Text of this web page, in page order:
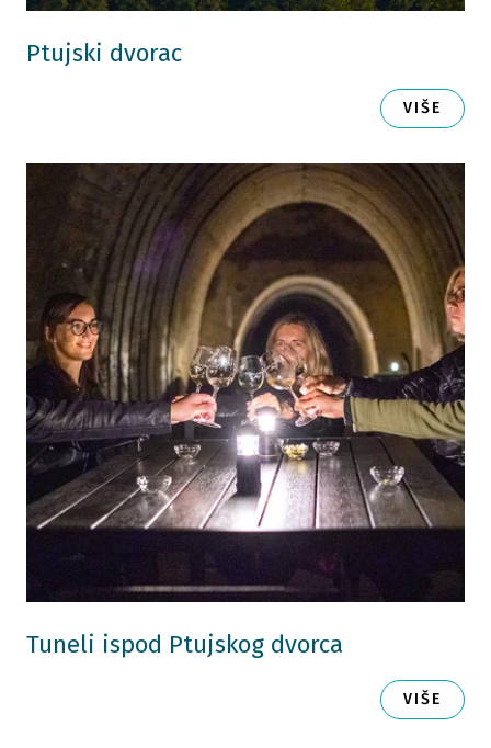
Ptujski dvorac
VIŠE
Tuneli ispod Ptujskog dvorca
VIŠE